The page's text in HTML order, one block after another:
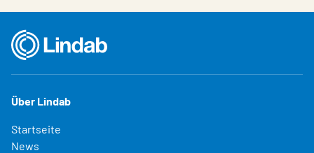
Über Lindab
Startseite
News